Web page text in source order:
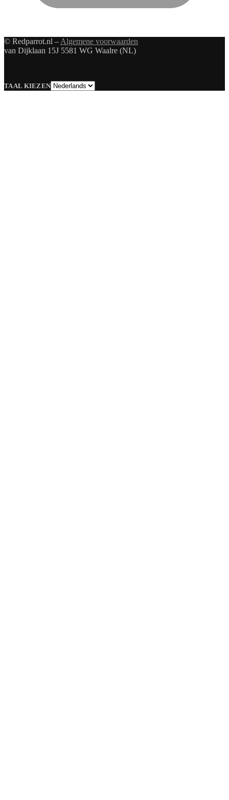
© Redparrot.nl – Algemene voorwaarden
van Dijklaan 15J 5581 WG Waalre (NL)
TAAL KIEZENTaal